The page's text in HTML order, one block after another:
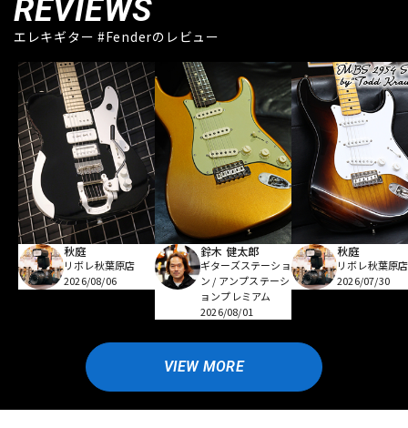
REVIEWS
エレキギター #Fenderのレビュー
秋庭
リボレ秋葉原店
2026/08/06
鈴木 健太郎
ギターズステーショ
ン / アンプステーシ
ョンプレミアム
2026/08/01
秋庭
リボレ秋葉原店
2026/07/30
VIEW MORE